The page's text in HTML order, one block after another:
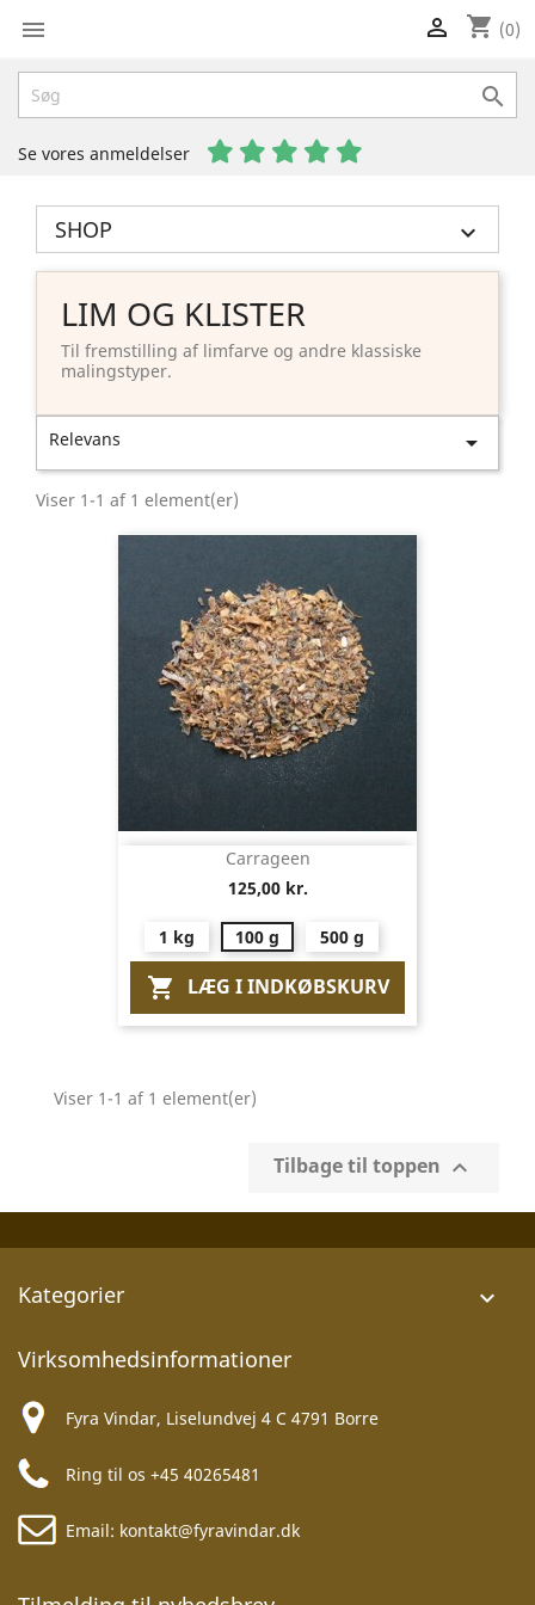
 shopping_cart (0)


Se vores anmeldelser
SHOP 
LIM OG KLISTER
Til fremstilling af limfarve og andre klassiske
malingstyper.
Relevans 
Viser 1-1 af 1 element(er)
Carrageen
125,00 kr.
1 kg 100 g 500 g
 LÆG I INDKØBSKURV
Viser 1-1 af 1 element(er)
Tilbage til toppen 
Kategorier 
Virksomhedsinformationer
Fyra Vindar, Liselundvej 4 C 4791 Borre
Ring til os +45 40265481
Email: kontakt@fyravindar.dk